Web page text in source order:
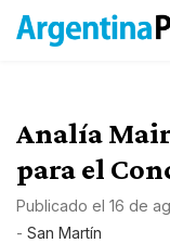
Analía
para el
Publicado el 16 de
- San Martín